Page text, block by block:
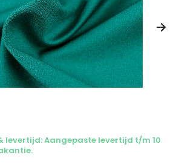
levertijd: Aangepaste levertijd t/m 10